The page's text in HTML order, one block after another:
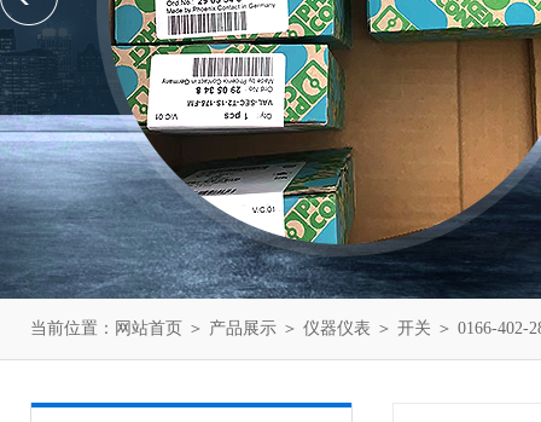
当前位置： 网站首页 ＞ 产品展示 ＞ 仪器仪表 ＞ 开关 ＞ 0166-402-